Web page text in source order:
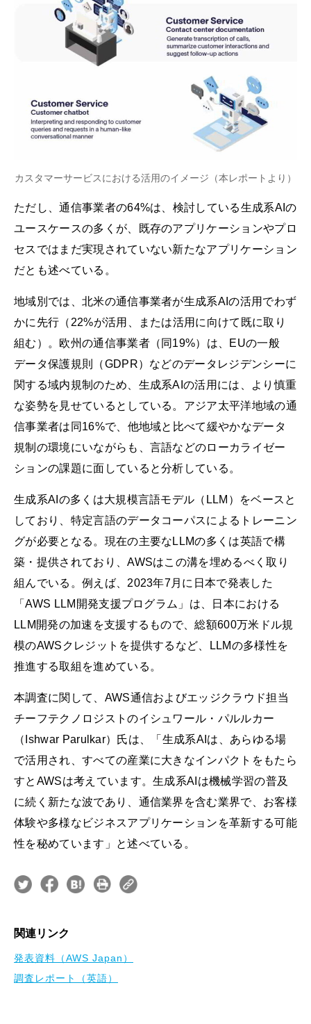
カスタマーサービスにおける活用のイメージ（本レポートより）
ただし、通信事業者の64%は、検討している生成系AIの
ユースケースの多くが、既存のアプリケーションやプロ
セスではまだ実現されていない新たなアプリケーション
だとも述べている。
地域別では、北米の通信事業者が生成系AIの活用でわず
かに先行（22%が活用、または活用に向けて既に取り
組む）。欧州の通信事業者（同19%）は、EUの一般
データ保護規則（GDPR）などのデータレジデンシーに
関する域内規制のため、生成系AIの活用には、より慎重
な姿勢を見せているとしている。アジア太平洋地域の通
信事業者は同16%で、他地域と比べて緩やかなデータ
規制の環境にいながらも、言語などのローカライゼー
ションの課題に面していると分析している。
生成系AIの多くは大規模言語モデル（LLM）をベースと
しており、特定言語のデータコーパスによるトレーニン
グが必要となる。現在の主要なLLMの多くは英語で構
築・提供されており、AWSはこの溝を埋めるべく取り
組んでいる。例えば、2023年7月に日本で発表した
「AWS LLM開発支援プログラム」は、日本における
LLM開発の加速を支援するもので、総額600万米ドル規
模のAWSクレジットを提供するなど、LLMの多様性を
推進する取組を進めている。
本調査に関して、AWS通信およびエッジクラウド担当
チーフテクノロジストのイシュワール・パルルカー
（Ishwar Parulkar）氏は、「生成系AIは、あらゆる場
で活用され、すべての産業に大きなインパクトをもたら
すとAWSは考えています。生成系AIは機械学習の普及
に続く新たな波であり、通信業界を含む業界で、お客様
体験や多様なビジネスアプリケーションを革新する可能
性を秘めています」と述べている。
関連リンク
発表資料（AWS Japan）
調査レポート（英語）